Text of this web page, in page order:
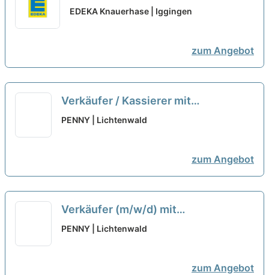
Einzelhandelskaufmann - Kasse /
EDEKA Knauerhase | Iggingen
zum Angebot
Verkäufer / Kassierer mit
Vertretungsfunktion (m/w/d)
PENNY | Lichtenwald
zum Angebot
Verkäufer (m/w/d) mit
Kassiertätigkeit in Teilzeit REWE
PENNY | Lichtenwald
zum Angebot